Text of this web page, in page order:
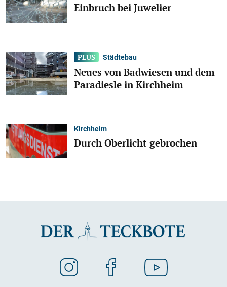
Einbruch bei Juwelier
Städtebau
Neues von Badwiesen und dem
Paradiesle in Kirchheim
Kirchheim
Durch Oberlicht gebrochen